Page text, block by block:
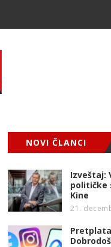
NOVI ČLANCI
Izveštaj:
političke
Kine
21.